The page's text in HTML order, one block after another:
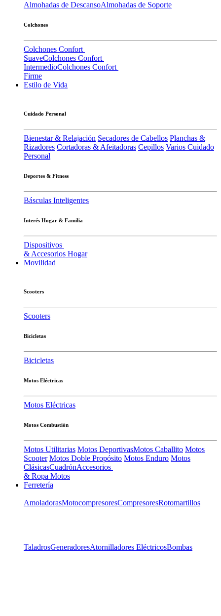
Almohadas de DescansoAlmohadas de Soporte
Colchones
Colchones Confort
SuaveColchones Confort
IntermedioColchones Confort
Firme
Estilo de Vida
Cuidado Personal
Bienestar & Relajación Secadores de Cabellos Planchas &
Rizadores Cortadoras & Afeitadoras Cepillos Varios Cuidado
Personal
Deportes & Fitness
Básculas Inteligentes
Interés Hogar & Familia
Dispositivos
& Accesorios Hogar
Movilidad
Scooters
Scooters
Bicicletas
Bicicletas
Motos Eléctricas
Motos Eléctricas
Motos Combustión
Motos Utilitarias Motos DeportivasMotos Caballito Motos
Scooter Motos Doble Propósito Motos Enduro Motos
ClásicasCuadrónAccesorios
& Ropa Motos
Ferretería
AmoladorasMotocompresoresCompresoresRotomartillos
TaladrosGeneradoresAtornilladores EléctricosBombas